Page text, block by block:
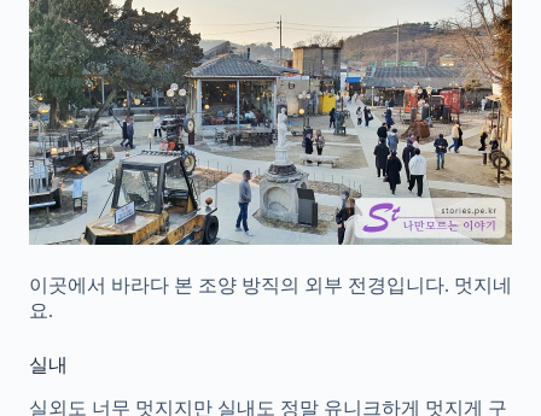
이곳에서 바라다 본 조양 방직의 외부 전경입니다. 멋지네
요.
실내
실외도 너무 멋지지만 실내도 정말 유니크하게 멋지게 구